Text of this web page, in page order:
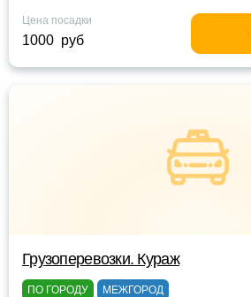
Цена посадки
1000 руб
Грузоперевозки. Кураж
ПО ГОРОДУ МЕЖГОРОД